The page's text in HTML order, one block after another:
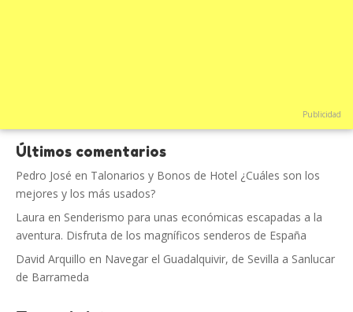
Publicidad
Últimos comentarios
Pedro José en Talonarios y Bonos de Hotel ¿Cuáles son los
mejores y los más usados?
Laura en Senderismo para unas económicas escapadas a la
aventura. Disfruta de los magníficos senderos de España
David Arquillo en Navegar el Guadalquivir, de Sevilla a Sanlucar
de Barrameda